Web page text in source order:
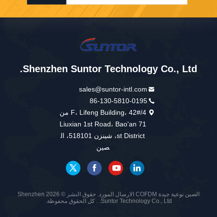
Shenzhen Suntor Technology Co., Ltd.
sales@suntor-intl.com
86-130-5810-0195
4/F، Lifeng Building، 42# من
Liuxian 1st Road، Bao'an 71
st District، شينزن 518101، ال
صين
الصين نوعية جيدة COFDM الارسال المورد. حقوق النشر © 2026 Shenzhen
Suntor Technology Co., Ltd. . كل الحقوق محفوظة.